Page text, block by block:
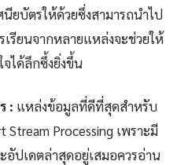
นียบัตรให้ด้วยซึ่งสามารถนำไป
เรียนจากหลายแหล่งจะช่วยให้
ได้ลึกซึ้งยิ่งขึ้น
: แหล่งข้อมูลที่ดีที่สุดสำหรับ
Stream Processing เพราะมี
ปเดตล่าสุดอยู่เสมอควรอ่าน